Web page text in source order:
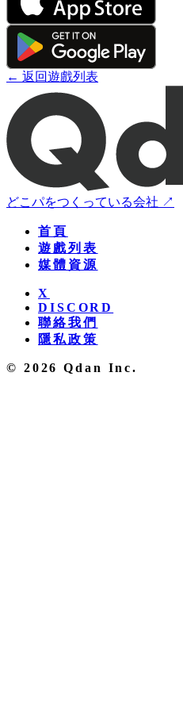
← 返回遊戲列表
どこパをつくっている会社 ↗
首頁
遊戲列表
媒體資源
X
DISCORD
聯絡我們
隱私政策
© 2026 Qdan Inc.